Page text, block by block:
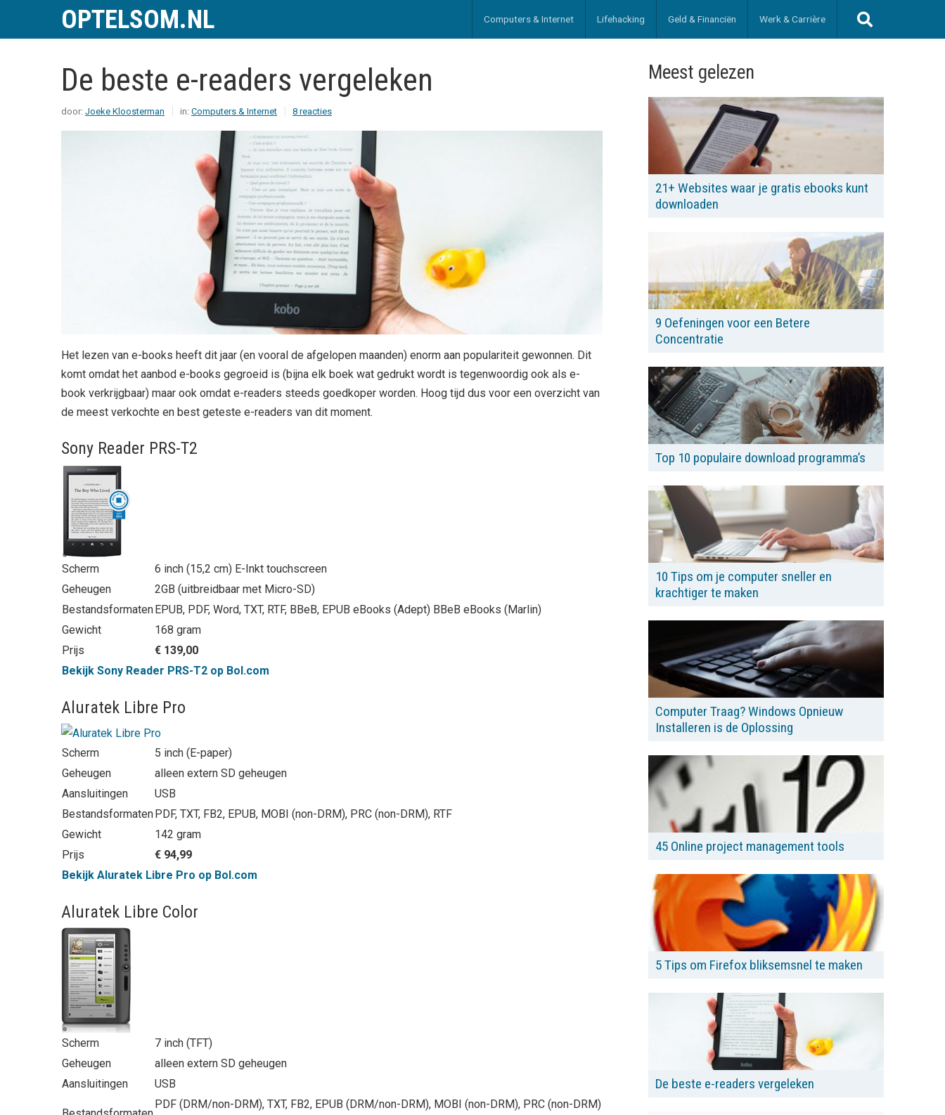
OPTELSOM.NL Computers & Internet Lifehacking Geld & Financiën Werk & Carrière
De beste e-readers vergeleken
door: Joeke Kloosterman in: Computers & Internet 8 reacties
Het lezen van e-books heeft dit jaar (en vooral de afgelopen maanden) enorm aan populariteit gewonnen. Dit
komt omdat het aanbod e-books gegroeid is (bijna elk boek wat gedrukt wordt is tegenwoordig ook als e-
book verkrijgbaar) maar ook omdat e-readers steeds goedkoper worden. Hoog tijd dus voor een overzicht van
de meest verkochte en best geteste e-readers van dit moment.
Sony Reader PRS-T2
Scherm
6 inch (15,2 cm) E-Inkt touchscreen
Geheugen
2GB (uitbreidbaar met Micro-SD)
BestandsformatenEPUB, PDF, Word, TXT, RTF, BBeB, EPUB eBooks (Adept) BBeB eBooks (Marlin)
Gewicht
168 gram
Prijs
€ 139,00
Bekijk Sony Reader PRS-T2 op Bol.com
Aluratek Libre Pro
Scherm
5 inch (E-paper)
Geheugen
alleen extern SD geheugen
Aansluitingen
USB
Bestandsformaten PDF, TXT, FB2, EPUB, MOBI (non-DRM), PRC (non-DRM), RTF
Gewicht
142 gram
Prijs
€ 94,99
Bekijk Aluratek Libre Pro op Bol.com
Aluratek Libre Color
Scherm
7 inch (TFT)
Geheugen
alleen extern SD geheugen
Aansluitingen
USB
PDF (DRM/non-DRM), TXT, FB2, EPUB (DRM/non-DRM), MOBI (non-DRM), PRC (non-DRM)
Meest gelezen
21+ Websites waar je gratis ebooks kunt
downloaden
9 Oefeningen voor een Betere
Concentratie
Top 10 populaire download programma’s
10 Tips om je computer sneller en
krachtiger te maken
Computer Traag? Windows Opnieuw
Installeren is de Oplossing
45 Online project management tools
5 Tips om Firefox bliksemsnel te maken
De beste e-readers vergeleken